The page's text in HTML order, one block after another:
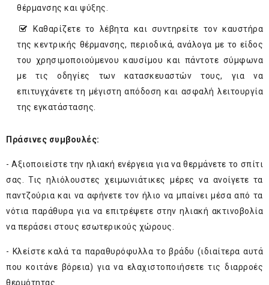
θέρμανσης και ψύξης.
Καθαρίζετε το λέβητα και συντηρείτε τον καυστήρα
της κεντρικής θέρμανσης, περιοδικά, ανάλογα με το είδος
του χρησιμοποιούμενου καυσίμου και πάντοτε σύμφωνα
με τις οδηγίες των κατασκευαστών τους, για να
επιτυγχάνετε τη μέγιστη απόδοση και ασφαλή λειτουργία
της εγκατάστασης.
Πράσινες συμβουλές:
- Αξιοποιείστε την ηλιακή ενέργεια για να θερμάνετε το σπίτι
σας. Τις ηλιόλουστες χειμωνιάτικες μέρες να ανοίγετε τα
παντζούρια και να αφήνετε τον ήλιο να μπαίνει μέσα από τα
νότια παράθυρα για να επιτρέψετε στην ηλιακή ακτινοβολία
να περάσει στους εσωτερικούς χώρους.
- Κλείστε καλά τα παραθυρόφυλλα το βράδυ (ιδιαίτερα αυτά
που κοιτάνε βόρεια) για να ελαχιστοποιήσετε τις διαρροές
θερμότητας.